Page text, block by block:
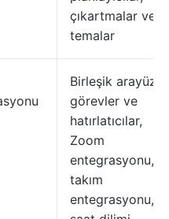
çıkartmalar ve
temalar
Birleşik arayüz,
görevler ve
hatırlatıcılar,
Zoom
entegrasyonu,
takım
entegrasyonu,